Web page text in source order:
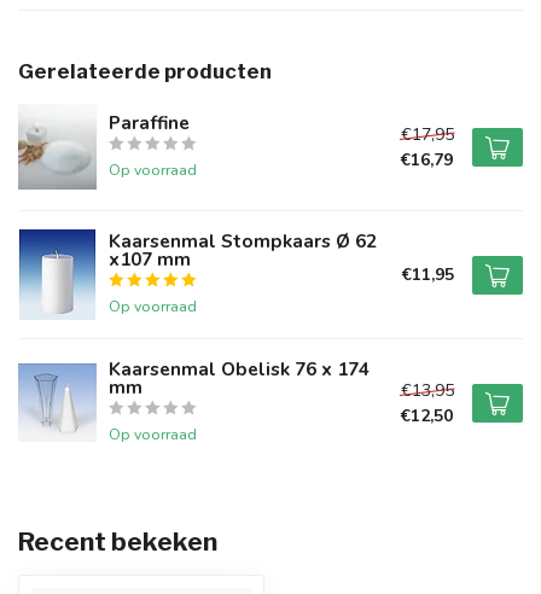
Gerelateerde producten
Paraffine
Op voorraad
€17,95
€16,79
Kaarsenmal Stompkaars Ø 62
x107 mm
Op voorraad
€11,95
Kaarsenmal Obelisk 76 x 174
mm
Op voorraad
€13,95
€12,50
Recent bekeken